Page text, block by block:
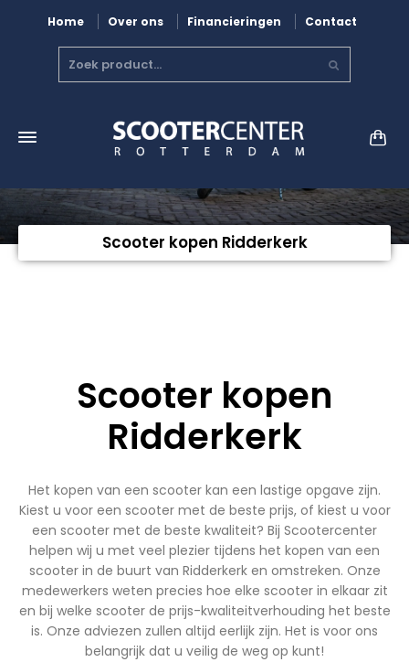
Home Over ons Financieringen Contact
Scooter kopen Ridderkerk
Scooter kopen
Ridderkerk
Het kopen van een scooter kan een lastige opgave zijn.
Kiest u voor een scooter met de beste prijs, of kiest u voor
een scooter met de beste kwaliteit? Bij Scootercenter
helpen wij u met veel plezier tijdens het kopen van een
scooter in de buurt van Ridderkerk en omstreken. Onze
medewerkers weten precies hoe elke scooter in elkaar zit
en bij welke scooter de prijs-kwaliteitverhouding het beste
is. Onze adviezen zullen altijd eerlijk zijn. Het is voor ons
belangrijk dat u veilig de weg op kunt!